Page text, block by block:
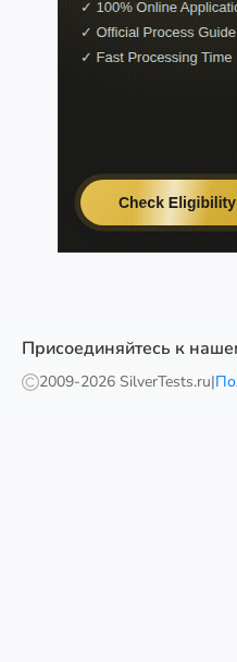
Присоединяйтесь к
2009-2026 SilverTests.ru|